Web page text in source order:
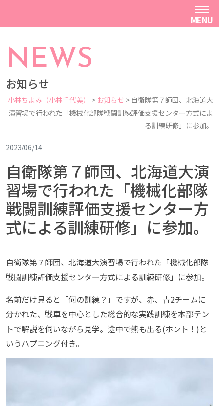
MENU
NEWS
お知らせ
小林ちよみ（小林千代美） > お知らせ > 自衛隊第７師団、北海道大
演習場で行われた「機械化部隊戦闘訓練評価支援センター方式によ
る訓練研修」に参加。
2023/06/14
自衛隊第７師団、北海道大演
習場で行われた「機械化部隊
戦闘訓練評価支援センター方
式による訓練研修」に参加。
自衛隊第７師団、北海道大演習場で行われた「機械化部隊
戦闘訓練評価支援センター方式による訓練研修」に参加。
名前だけ見ると「何の訓練？」ですが、赤、青2チームに
分かれた、戦車を中心とした総合的な実践訓練を本部テン
トで解説を伺いながら見学。途中で熊も出る(ホント！)と
いうハプニング付き。